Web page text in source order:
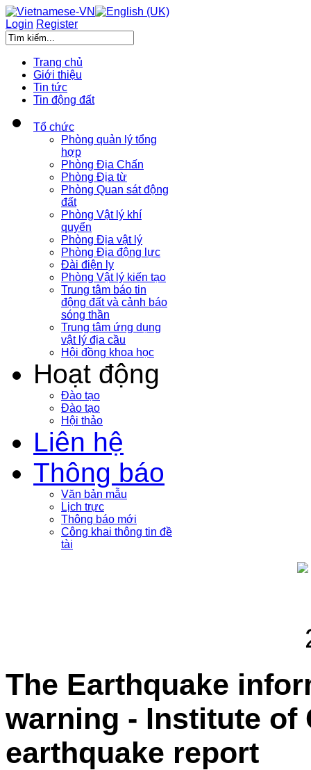
Login Register
Trang chủ
Giới thiệu
Tin tức
Tin động đất
Tổ chức
Phòng quản lý tổng
hợp
Phòng Địa Chấn
Phòng Địa từ
Phòng Quan sát động
đất
Phòng Vật lý khí
quyển
Phòng Địa vật lý
Phòng Địa động lực
Đài điện ly
Phòng Vật lý kiến tạo
Trung tâm báo tin
động đất và cảnh báo
sóng thần
Trung tâm ứng dụng
vật lý địa cầu
Hội đồng khoa học
Hoạt động
Đào tạo
Đào tạo
Hội thảo
Liên hệ
Thông báo
Văn bản mẫu
Lịch trực
Thông báo mới
Công khai thông tin đề
tài
The Earthquake
warning - Institute of
earthquake report